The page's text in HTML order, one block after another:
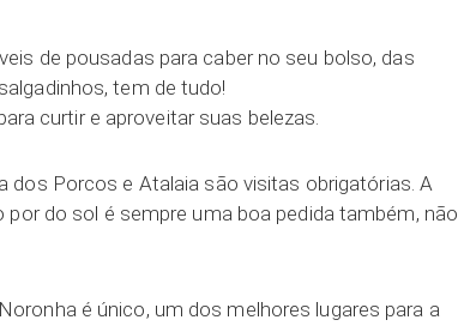
de pousadas para caber no seu bolso, das
tem de tudo!
curtir e aproveitar suas belezas.
dos Porcos e Atalaia são visitas obrigatórias. A
por do sol é sempre uma boa pedida também, não
é único, um dos melhores lugares para a